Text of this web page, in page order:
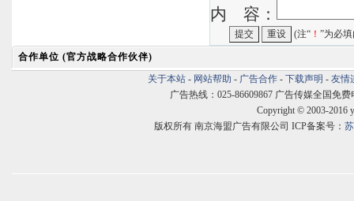
内 容：
(注“ ！ ”为必
合作单位 (官方战略合作伙伴)
关于本站 - 网站帮助 - 广告合作 - 下载声明 - 友情
广告热线：025-86609867 广告传媒全国免费
Copyright © 2003-2016
版权所有 南京海盟广告有限公司 ICP备案号：